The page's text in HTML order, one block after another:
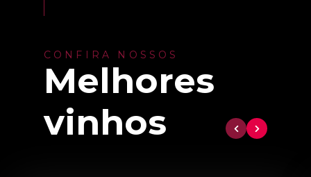
CONFIRA NOSSOS
Melhores
vinhos